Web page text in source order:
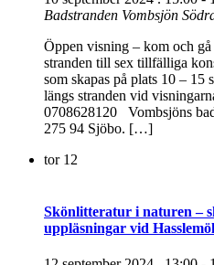
Badstranden Vombsjön
Öppen visning – kom och
stranden till sex tillfälliga
som skapas på plats 10 –
längs stranden vid
0708628120 Vombsjöns
275 94 Sjöbo. […]
tor 12
Skönlitteratur i naturen –
uppläsningar vid